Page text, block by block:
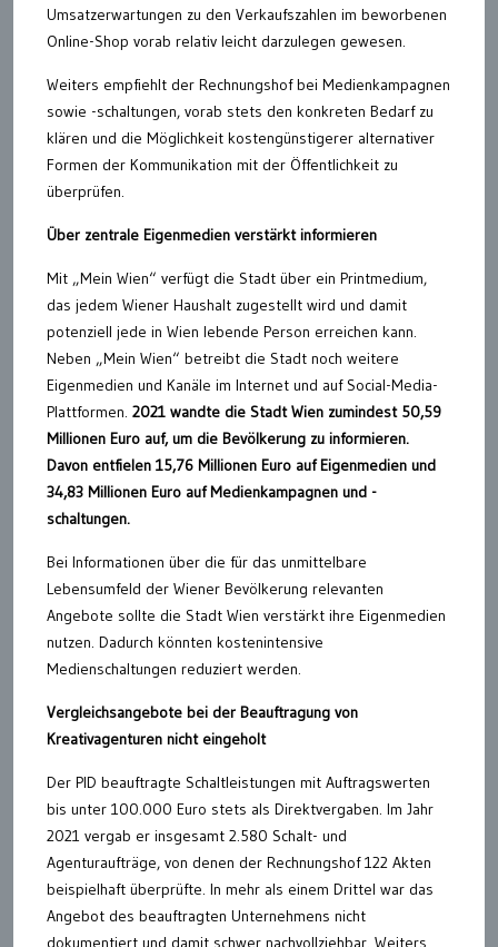
Umsatzerwartungen zu den Verkaufszahlen im beworbenen
Online-Shop vorab relativ leicht darzulegen gewesen.
Weiters empfiehlt der Rechnungshof bei Medienkampagnen
sowie -schaltungen, vorab stets den konkreten Bedarf zu
klären und die Möglichkeit kostengünstigerer alternativer
Formen der Kommunikation mit der Öffentlichkeit zu
überprüfen.
Über zentrale Eigenmedien verstärkt informieren
Mit „Mein Wien“ verfügt die Stadt über ein Printmedium,
das jedem Wiener Haushalt zugestellt wird und damit
potenziell jede in Wien lebende Person erreichen kann.
Neben „Mein Wien“ betreibt die Stadt noch weitere
Eigenmedien und Kanäle im Internet und auf Social-Media-
Plattformen. 2021 wandte die Stadt Wien zumindest 50,59
Millionen Euro auf, um die Bevölkerung zu informieren.
Davon entfielen 15,76 Millionen Euro auf Eigenmedien und
34,83 Millionen Euro auf Medienkampagnen und -
schaltungen.
Bei Informationen über die für das unmittelbare
Lebensumfeld der Wiener Bevölkerung relevanten
Angebote sollte die Stadt Wien verstärkt ihre Eigenmedien
nutzen. Dadurch könnten kostenintensive
Medienschaltungen reduziert werden.
Vergleichsangebote bei der Beauftragung von
Kreativagenturen nicht eingeholt
Der PID beauftragte Schaltleistungen mit Auftragswerten
bis unter 100.000 Euro stets als Direktvergaben. Im Jahr
2021 vergab er insgesamt 2.580 Schalt- und
Agenturaufträge, von denen der Rechnungshof 122 Akten
beispielhaft überprüfte. In mehr als einem Drittel war das
Angebot des beauftragten Unternehmens nicht
dokumentiert und damit schwer nachvollziehbar. Weiters